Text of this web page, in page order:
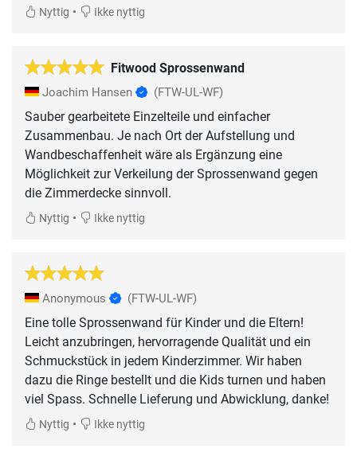
Nyttig • Ikke nyttig
Fitwood Sprossenwand
Joachim Hansen (FTW-UL-WF)
Sauber gearbeitete Einzelteile und einfacher
Zusammenbau. Je nach Ort der Aufstellung und
Wandbeschaffenheit wäre als Ergänzung eine
Möglichkeit zur Verkeilung der Sprossenwand gegen
Nyttig • Ikke nyttig
Anonymous (FTW-UL-WF)
Eine tolle Sprossenwand für Kinder und die Eltern!
Leicht anzubringen, hervorragende Qualität und ein
Schmuckstück in jedem Kinderzimmer. Wir haben
dazu die Ringe bestellt und die Kids turnen und haben
viel Spass. Schnelle Lieferung und Abwicklung, danke!
Nyttig • Ikke nyttig